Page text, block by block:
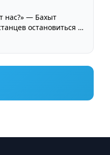
нас?» — Бахыт
остановиться и